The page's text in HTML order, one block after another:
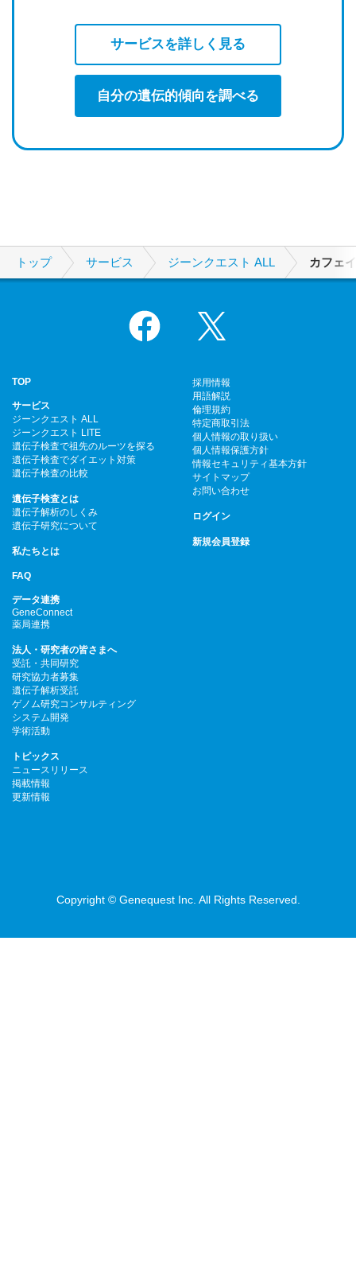
サービスを詳しく見る
自分の遺伝的傾向を調べる
トップ サービス ジーンクエスト ALL カフェ
Facebook
TOP
サービス
ジーンクエスト ALL
ジーンクエスト LITE
遺伝子検査で祖先のルーツを探る
遺伝子検査でダイエット対策
遺伝子検査の比較
遺伝子検査とは
遺伝子解析のしくみ
遺伝子研究について
私たちとは
FAQ
データ連携
GeneConnect
薬局連携
法人・研究者の皆さまへ
受託・共同研究
研究協力者募集
遺伝子解析受託
ゲノム研究コンサルティング
システム開発
学術活動
トピックス
ニュースリリース
掲載情報
更新情報
採用情報
用語解説
倫理規約
特定商取引法
個人情報の取り扱い
個人情報保護方針
情報セキュリティ基本方針
サイトマップ
お問い合わせ
ログイン
新規会員登録
Copyright © Genequest Inc. All Rights Reserved.